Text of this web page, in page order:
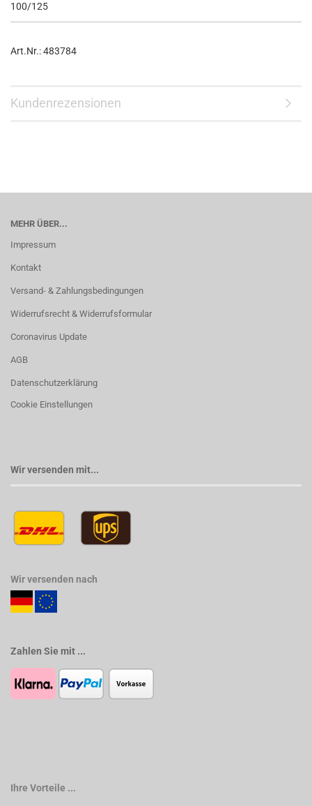
100/125
Art.Nr.: 483784
Kundenrezensionen
MEHR ÜBER...
Impressum
Kontakt
Versand- & Zahlungsbedingungen
Widerrufsrecht & Widerrufsformular
Coronavirus Update
AGB
Datenschutzerklärung
Cookie Einstellungen
Wir versenden mit...
Wir versenden nach
Zahlen Sie mit ...
Ihre Vorteile ...